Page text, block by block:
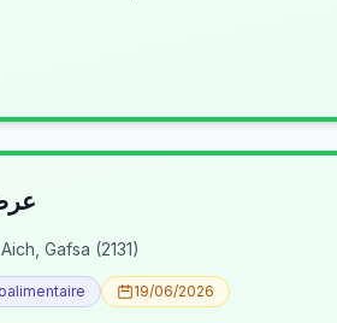
Gafsa (2131)
19/06/2026